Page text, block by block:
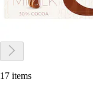
17 items